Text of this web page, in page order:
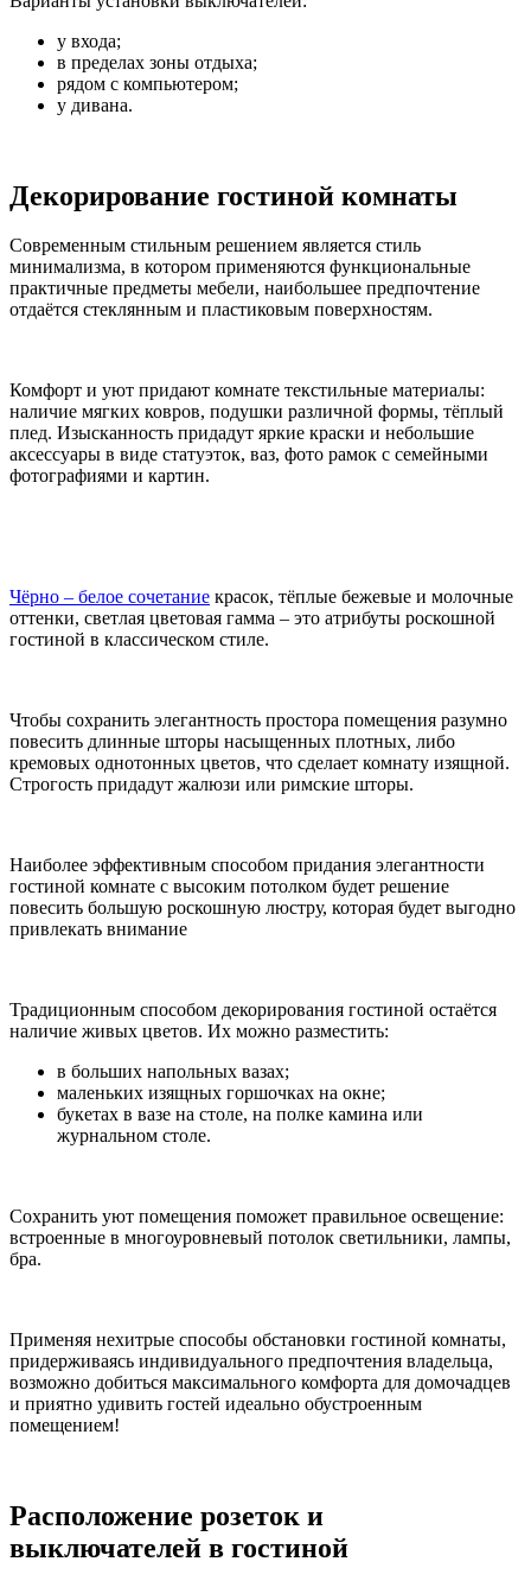
у входа;
в пределах зоны отдыха;
рядом с компьютером;
у дивана.
Декорирование гостиной комнаты
Современным стильным решением является стиль
минимализма, в котором применяются функциональные
практичные предметы мебели, наибольшее предпочтение
отдаётся стеклянным и пластиковым поверхностям.
Комфорт и уют придают комнате текстильные материалы:
наличие мягких ковров, подушки различной формы, тёплый
плед. Изысканность придадут яркие краски и небольшие
аксессуары в виде статуэток, ваз, фото рамок с семейными
фотографиями и картин.
Чёрно – белое сочетание красок, тёплые бежевые и молочные
оттенки, светлая цветовая гамма – это атрибуты роскошной
гостиной в классическом стиле.
Чтобы сохранить элегантность простора помещения разумно
повесить длинные шторы насыщенных плотных, либо
кремовых однотонных цветов, что сделает комнату изящной.
Строгость придадут жалюзи или римские шторы.
Наиболее эффективным способом придания элегантности
гостиной комнате с высоким потолком будет решение
повесить большую роскошную люстру, которая будет выгодно
привлекать внимание
Традиционным способом декорирования гостиной остаётся
наличие живых цветов. Их можно разместить:
в больших напольных вазах;
маленьких изящных горшочках на окне;
букетах в вазе на столе, на полке камина или
журнальном столе.
Сохранить уют помещения поможет правильное освещение:
встроенные в многоуровневый потолок светильники, лампы,
бра.
Применяя нехитрые способы обстановки гостиной комнаты,
придерживаясь индивидуального предпочтения владельца,
возможно добиться максимального комфорта для домочадцев
и приятно удивить гостей идеально обустроенным
помещением!
Расположение розеток и
выключателей в гостиной